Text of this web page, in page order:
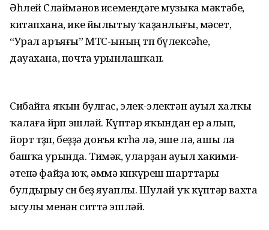
Әһлей Сөләймәнов исе­мендәге музыка мәктәбе,
китапхана, ике йылытыу ҡаҙанлығы, мәсет,
“Урал аръяғы” МТС-ының төп бүлек­сәһе,
дауахана, почта урынлашҡан.
Сибайға яҡын булғас, элек-элек­тән ауыл халҡы
ҡалаға йөрөп эшләй. Күптәр яҡындан ер алып,
йорт төҙөп, беҙҙә донъя көтһә лә, эше лә, ашы ла
башҡа урында. Тимәк, уларҙан ауыл хакими­
әтенә файҙа юҡ, әммә көнкүреш шарттары
булдырыу өсөн беҙ яуаплы. Шулай уҡ күптәр вахта
ысулы менән ситтә эшләй.